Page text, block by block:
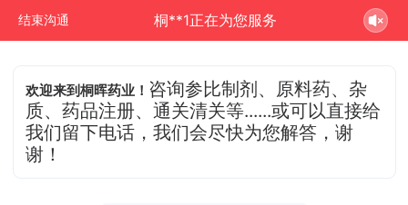
结束沟通 桐**1正在为您服务
欢迎来到桐晖药业！ 咨询参比制剂、原料药、杂
质、药品注册、通关清关等......或可以直接给
我们留下电话，我们会尽快为您解答，谢
谢！